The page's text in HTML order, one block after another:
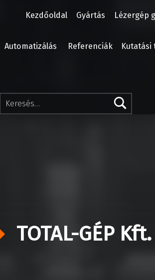
Kezdőoldal Gyártás Lézergép
Automatizálás Referenciák Kutatási
TOTAL-GÉP Kft.